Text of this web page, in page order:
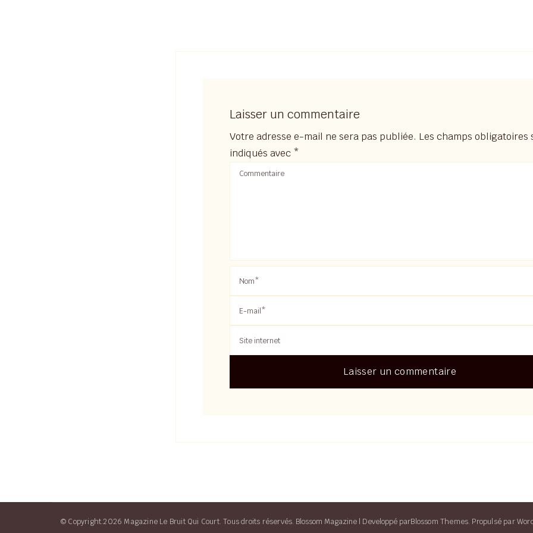
Laisser un commentaire
Votre adresse e-mail ne sera pas publiée. Les champs obligatoires
indiqués avec *
© Copyright.2026 Magazine Le Bruit Qui Court. Tous droits réservés. Blossom Magazine | Developpé parBlossom Themes. Propulsé par